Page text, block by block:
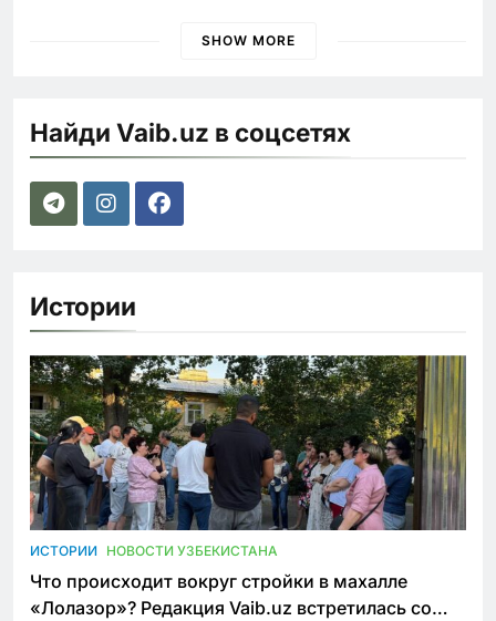
SHOW MORE
Найди Vaib.uz в соцсетях
Истории
ИСТОРИИ НОВОСТИ УЗБЕКИСТАНА
Что происходит вокруг стройки в махалле
«Лолазор»? Редакция Vaib.uz встретилась со